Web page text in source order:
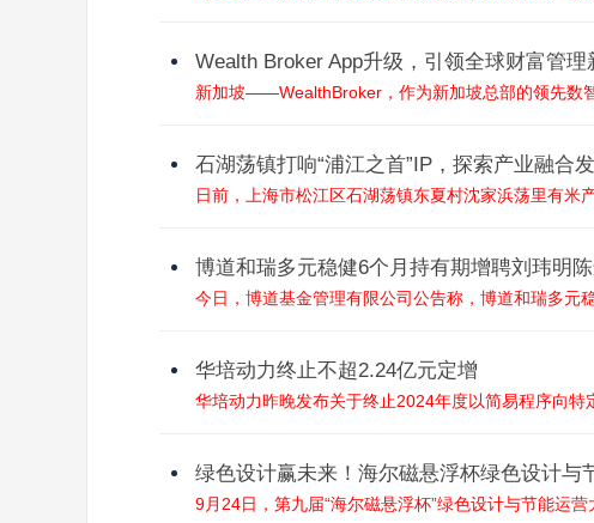
Wealth Broker App升级，引领全球财富管理
新加坡——WealthBroker，作为新加坡总部的领先数
石湖荡镇打响“浦江之首”IP，探索产业融合
日前，上海市松江区石湖荡镇东夏村沈家浜荡里有米
博道和瑞多元稳健6个月持有期增聘刘玮明
今日，博道基金管理有限公司公告称，博道和瑞多元
华培动力终止不超2.24亿元定增
华培动力昨晚发布关于终止2024年度以简易程序向特
绿色设计赢未来！海尔磁悬浮杯绿色设计与
9月24日，第九届“海尔磁悬浮杯”绿色设计与节能运